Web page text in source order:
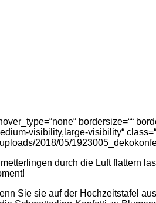
bordersize=““
visibility,large-visibility“
2018/05/
durch die Luft flattern
Sie sie auf der Hochzeitstafel